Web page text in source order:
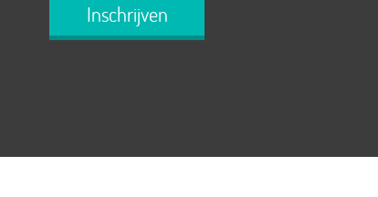
Inschrijven